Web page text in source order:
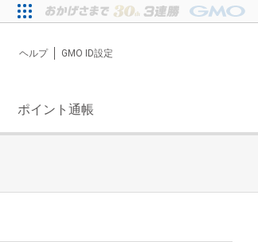
ヘルプ GMO ID設定
ポイント通帳